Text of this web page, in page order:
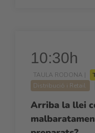
10:30h
TAULA RODONA |
Distribució i Retail
Arriba la llei